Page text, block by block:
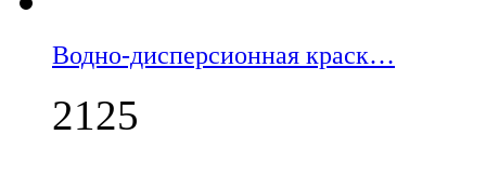
Водно-дисперсионная краск…
2125